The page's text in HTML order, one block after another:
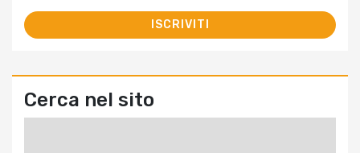
Cerca nel sito